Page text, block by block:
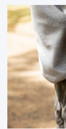
u
l
ą
k
i
m